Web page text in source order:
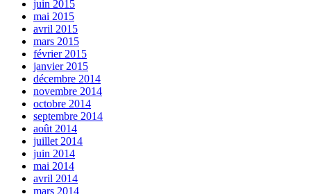
juin 2015
mai 2015
avril 2015
mars 2015
février 2015
janvier 2015
décembre 2014
novembre 2014
octobre 2014
septembre 2014
août 2014
juillet 2014
juin 2014
mai 2014
avril 2014
mars 2014